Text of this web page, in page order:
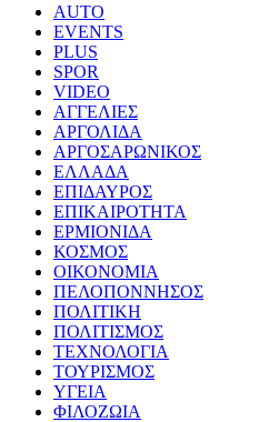
AUTO
EVENTS
PLUS
SPOR
VIDEO
ΑΓΓΕΛΙΕΣ
ΑΡΓΟΛΙΔΑ
ΑΡΓΟΣΑΡΩΝΙΚΟΣ
ΕΛΛΑΔΑ
ΕΠΙΔΑΥΡΟΣ
ΕΠΙΚΑΙΡΟΤΗΤΑ
ΕΡΜΙΟΝΙΔΑ
ΚΟΣΜΟΣ
ΟΙΚΟΝΟΜΙΑ
ΠΕΛΟΠΟΝΝΗΣΟΣ
ΠΟΛΙΤΙΚΗ
ΠΟΛΙΤΙΣΜΟΣ
ΤΕΧΝΟΛΟΓΙΑ
ΤΟΥΡΙΣΜΟΣ
ΥΓΕΙΑ
ΦΙΛΟΖΩΙΑ